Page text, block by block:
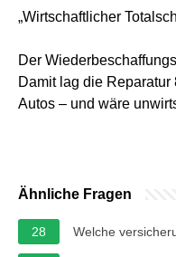
„Wirtschaftlicher
Der
Damit lag die
Autos – und wäre
Ähnliche Fragen
28 Welche